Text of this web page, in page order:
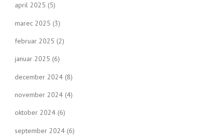
april 2025 (5)
marec 2025 (3)
februar 2025 (2)
januar 2025 (6)
december 2024 (8)
november 2024 (4)
oktober 2024 (6)
september 2024 (6)